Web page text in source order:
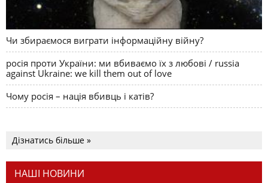
Чи збираємося виграти інформаційну війну?
росія проти України: ми вбиваємо їх з любові / russia
against Ukraine: we kill them out of love
Чому росія – нація вбивць і катів?
Дізнатись більше »
НАШІ НОВИНИ